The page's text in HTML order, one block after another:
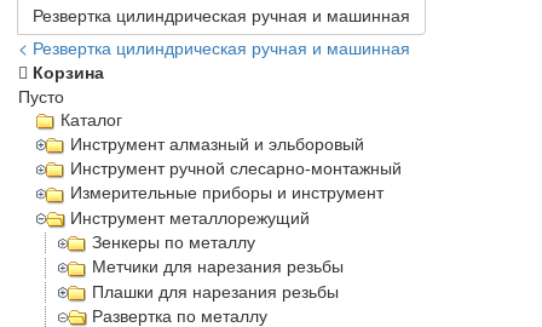
Резвертка цилиндрическая ручная и машинная
< Резвертка цилиндрическая ручная и машинная
Корзина
Пусто
Каталог
Инструмент алмазный и эльборовый
Инструмент ручной слесарно-монтажный
Измерительные приборы и инструмент
Инструмент металлорежущий
Зенкеры по металлу
Метчики для нарезания резьбы
Плашки для нарезания резьбы
Развертка по металлу